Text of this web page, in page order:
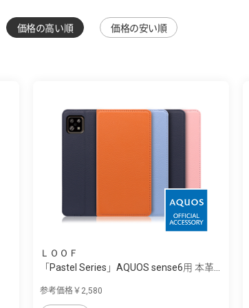
価格の高い順 価格の安い順
ＬＯＯＦ
「Pastel Series」AQUOS sense6用 本革...
参考価格￥2,580